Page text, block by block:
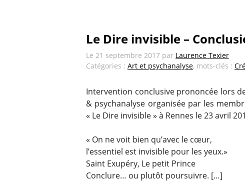
Le Dire invisible –
Le 21 septembre 2017 par Laurence Texier
Catégories : Art et psychanalyse, mots-clés :
Intervention conclusive prononcée lors
& psychanalyse organisée par les
« Le Dire invisible » à Rennes le 23 avril
« On ne voit bien qu’avec le cœur,
l’essentiel est invisible pour les yeux.»
Saint Exupéry, Le petit Prince
Conclure… ou plutôt poursuivre. […]